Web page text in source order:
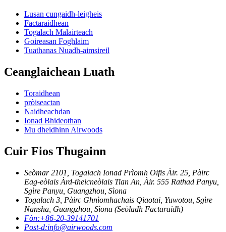
Lusan cungaidh-leigheis
Factaraidhean
Togalach Malairteach
Goireasan Foghlaim
Tuathanas Nuadh-aimsireil
Ceanglaichean Luath
Toraidhean
pròiseactan
Naidheachdan
Ionad Bhideothan
Mu dheidhinn Airwoods
Cuir Fios Thugainn
Seòmar 2101, Togalach Ionad Prìomh Oifis Àir. 25, Pàirc
Eag-eòlais Àrd-theicneòlais Tian An, Àir. 555 Rathad Panyu,
Sgìre Panyu, Guangzhou, Sìona
Togalach 3, Pàirc Ghnìomhachais Qiaotai, Yuwotou, Sgìre
Nansha, Guangzhou, Sìona (Seòladh Factaraidh)
Fòn:+86-20-39141701
Post-d:info@airwoods.com